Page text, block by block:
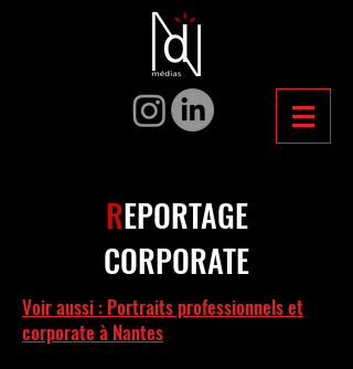
REPORTAGE
CORPORATE
Voir aussi : Portraits professionnels et
corporate à Nantes